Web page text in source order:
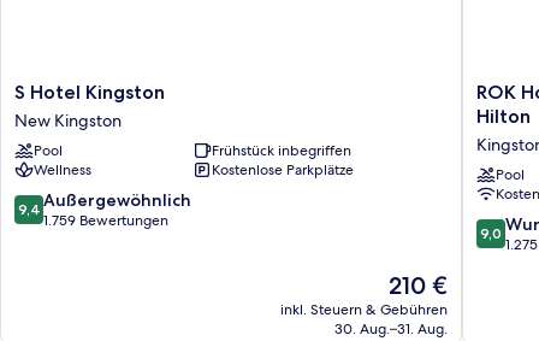
S
Hotel
Kingston
New
Kingston
S Hotel Kingston
New Kingston
Pool
Frühstück inbegriffen
Wellness
Kostenlose Parkplätze
9.4
von
9,4 Außergewöhnlich
1.759 Bewertungen
Der
Preis
beträgt
210 €
inkl. Steuern & Gebühren
30. Aug.–31. Aug.
ROK
Hotel
Tapestry
by
Hilton
ROK
Hilton
Pool
9.0
von
9,0